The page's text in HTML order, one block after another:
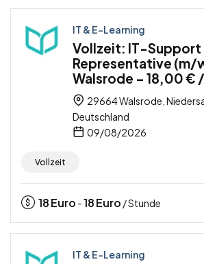
IT & E-Learning
Vollzeit: IT-Support
Representative (m/
Walsrode – 18,00 €
29664 Walsrode,
Deutschland
09/08/2026
Vollzeit
18Euro -18Euro / Stunde
IT & E-Learning